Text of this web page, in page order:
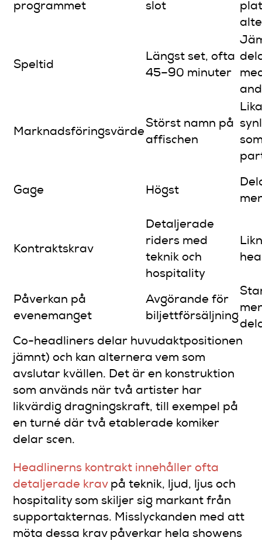
programmet
slot
Speltid
Längst set, ofta
45–90 minuter
Marknadsföringsvärde
Störst namn på
affischen
Gage Högst
Kontraktskrav
Detaljerade
riders med
teknik och
hospitality
Påverkan på
evenemanget
Avgörande för
biljettförsäljning
Co-headliners delar huvudaktpositionen
jämnt) och kan alternera vem som
avslutar kvällen. Det är en konstruktion
som används när två artister har
likvärdig dragningskraft, till exempel på
en turné där två etablerade komiker
delar scen.
Headlinerns kontrakt innehåller ofta
detaljerade kravpå teknik, ljud, ljus och
hospitality som skiljer sig markant från
supportakternas. Misslyckanden med att
möta dessa krav påverkar hela showens